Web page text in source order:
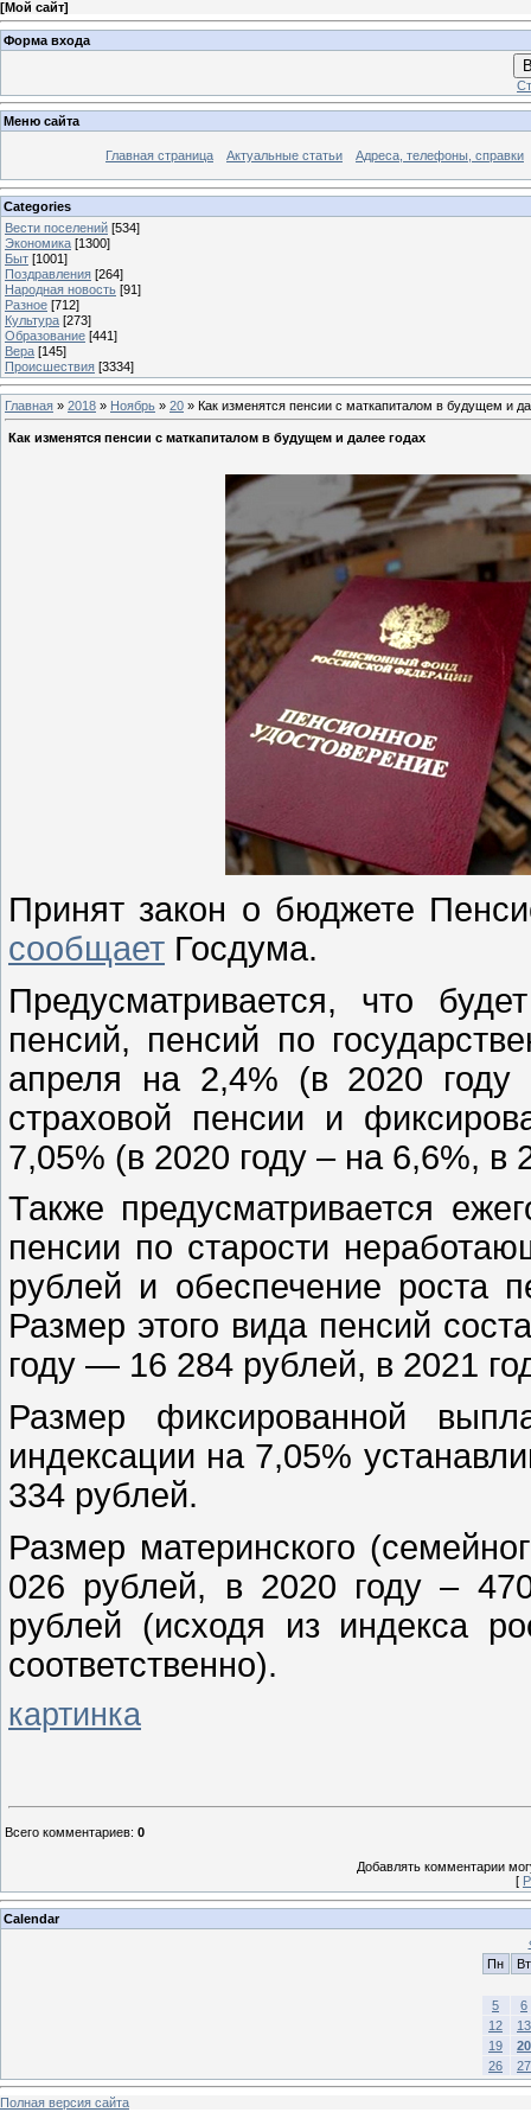
[Мой сайт]
Форма входа
Меню сайта
Главная страница Актуальные статьи Адреса, телефоны, справки
Categories
Вести поселений [534]
Экономика [1300]
Быт [1001]
Поздравления [264]
Народная новость [91]
Разное [712]
Культура [273]
Образование [441]
Вера [145]
Происшествия [3334]
Главная » 2018 » Ноябрь » 20 » Как изменятся пенсии с маткапиталом в будущем и
Как изменятся пенсии с маткапиталом в будущем и далее годах
Принят закон о бюджете
сообщает Госдума.
Предусматривается, что
пенсий, пенсий по
апреля на 2,4% (в 2020
страховой пенсии и
7,05% (в 2020 году – на 6,6%, в
Также предусматривается
пенсии по старости
рублей и обеспечение роста
Размер этого вида пенсий
году — 16 284 рублей, в 2021
Размер фиксированной
индексации на 7,05%
334 рублей.
Размер материнского
026 рублей, в 2020 году –
рублей (исходя из индекса
соответственно).
картинка
Всего комментариев: 0
Добавлять комментарии
[
Calendar
Пн
Вт
5
6
12
13
19
20
26
27
Полная версия сайта